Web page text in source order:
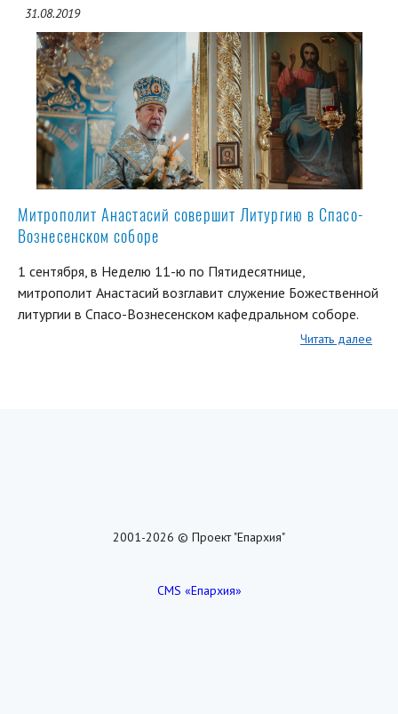
31.08.2019
Митрополит Анастасий совершит Литургию в Спасо-
Вознесенском соборе
1 сентября, в Неделю 11-ю по Пятидесятнице,
митрополит Анастасий возглавит служение Божественной
литургии в Спасо-Вознесенском кафедральном соборе.
Читать далее
2001-2026 © Проект "Епархия"
CMS «Епархия»